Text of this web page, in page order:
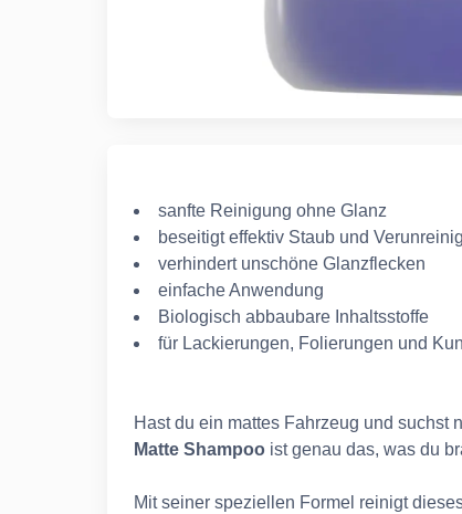
sanfte Reinigung ohne Glanz
beseitigt effektiv Staub und
verhindert unschöne Glanzflecken
einfache Anwendung
Biologisch abbaubare Inhaltsstoffe
für Lackierungen, Folierungen und
Hast du ein mattes Fahrzeug und suchst
Matte Shampoo ist genau das, was du
Mit seiner speziellen Formel reinigt